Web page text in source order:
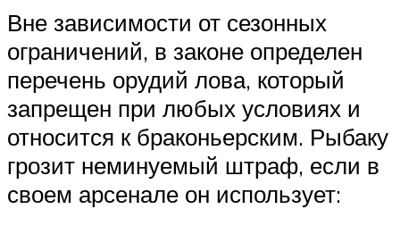
Вне зависимости от сезонных
ограничений, в законе определен
перечень орудий лова, который
запрещен при любых условиях и
относится к браконьерским. Рыбаку
грозит неминуемый штраф, если в
своем арсенале он использует: